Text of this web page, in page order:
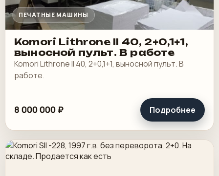
ПЕЧАТНЫЕ МАШИНЫ
Komori Lithrone II 40, 2+0,1+1,
выносной пульт. В работе
Komori Lithrone II 40, 2+0,1+1, выносной пульт. В
работе.
8 000 000 ₽ Подробнее